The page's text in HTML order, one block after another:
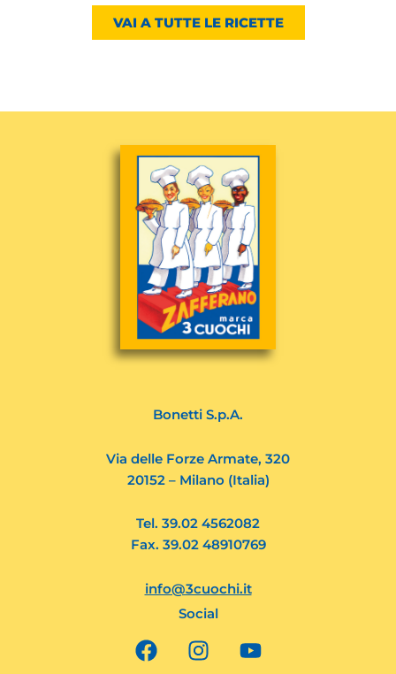
VAI A TUTTE LE RICETTE
Bonetti S.p.A.
Via delle Forze Armate, 320
20152 – Milano (Italia)
Tel. 39.02 4562082
Fax. 39.02 48910769
info@3cuochi.it
Social
F
a
I
n
o